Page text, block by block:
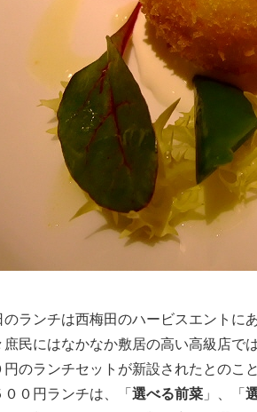
のランチは西梅田のハービスエントに
庶民にはなかなか敷居の高い高級店で
円のランチセットが新設されたとのこ
００円ランチは、「 選べる前菜 」、「